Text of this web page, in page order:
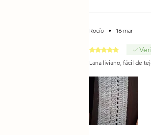
Rocío • 16 mar
Obtuvo 5 de 5
Lana liviano, fácil de